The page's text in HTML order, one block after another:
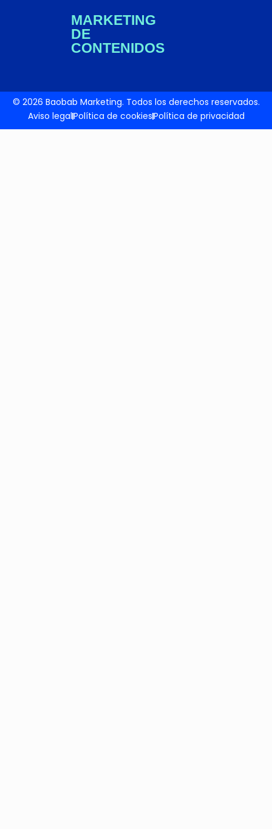
MARKETING
DE
CONTENIDOS
© 2026 Baobab Marketing. Todos los derechos reservados.
Aviso legalPolítica de cookiesPolítica de privacidad